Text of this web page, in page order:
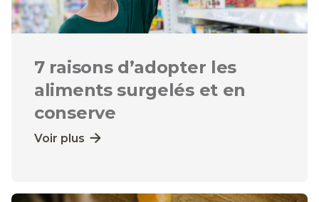
7 raisons d’adopter les
aliments surgelés et en
conserve
Voir plus